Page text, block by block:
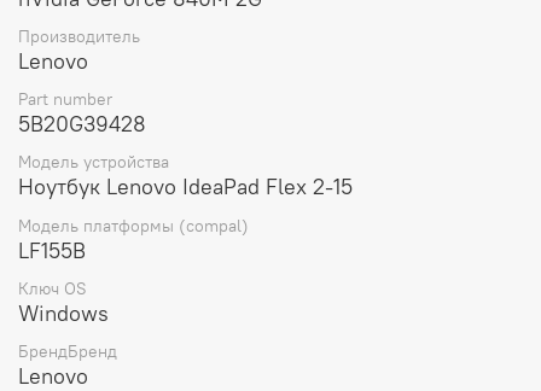
15 W8P 4510 N15S 2G (5B20G39428), вы получаете
оригинальную запчасть от проверенного
производителя, которая обеспечит стабильную работу
вашего устройства и продлит его срок службы.
Производитель
Lenovo
Part number
5B20G39428
Модель устройства
Ноутбук Lenovo IdeaPad Flex 2-15
Модель платформы (compal)
LF155B
Ключ OS
Windows
БрендБренд
Lenovo